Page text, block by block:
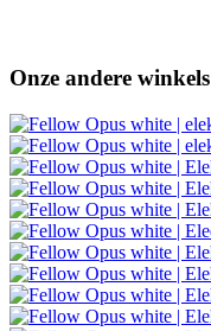
Onze andere winkels